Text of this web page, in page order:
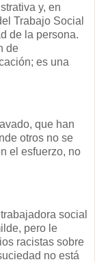
y, en
Trabajo Social
de la persona.
de
es una
que han
otros no se
el esfuerzo, no
social
pero le
racistas sobre
no está